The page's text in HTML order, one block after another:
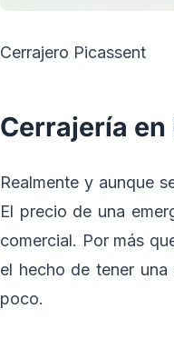
Cerrajero Picassent
Cerrajería
Realmente y aunque
El precio de una
comercial. Por más
el hecho de tener
poco.